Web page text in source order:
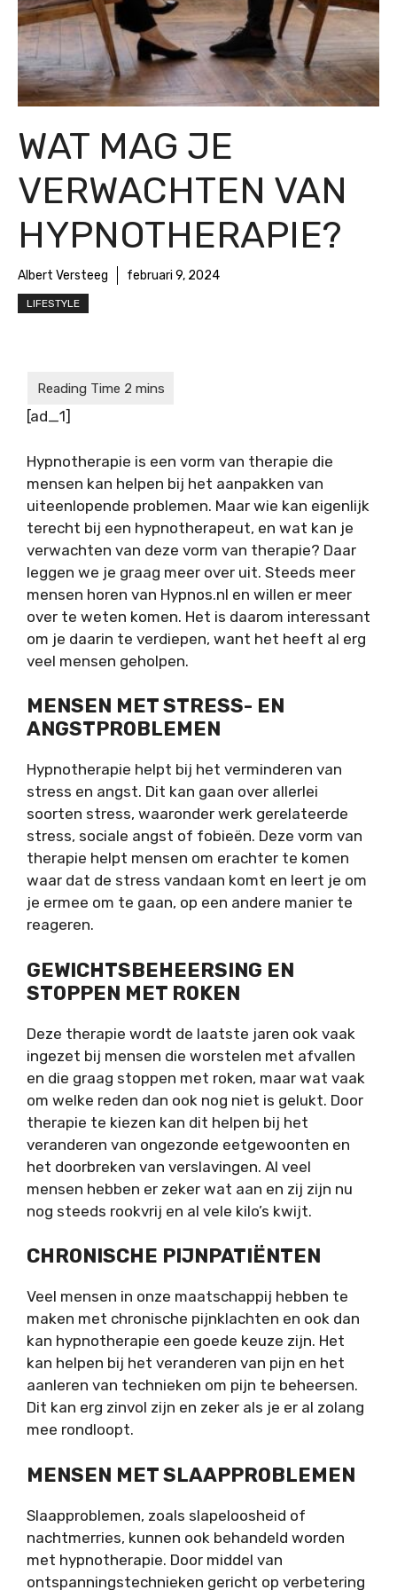
WAT MAG JE
VERWACHTEN VAN
HYPNOTHERAPIE?
Albert Versteeg februari 9, 2024
LIFESTYLE
[ad_1]
Hypnotherapie is een vorm van therapie die
mensen kan helpen bij het aanpakken van
uiteenlopende problemen. Maar wie kan eigenlijk
terecht bij een hypnotherapeut, en wat kan je
verwachten van deze vorm van therapie? Daar
leggen we je graag meer over uit. Steeds meer
mensen horen van Hypnos.nl en willen er meer
over te weten komen. Het is daarom interessant
om je daarin te verdiepen, want het heeft al erg
veel mensen geholpen.
MENSEN MET STRESS- EN
ANGSTPROBLEMEN
Hypnotherapie helpt bij het verminderen van
stress en angst. Dit kan gaan over allerlei
soorten stress, waaronder werk gerelateerde
stress, sociale angst of fobieën. Deze vorm van
therapie helpt mensen om erachter te komen
waar dat de stress vandaan komt en leert je om
je ermee om te gaan, op een andere manier te
reageren.
GEWICHTSBEHEERSING EN
STOPPEN MET ROKEN
Deze therapie wordt de laatste jaren ook vaak
ingezet bij mensen die worstelen met afvallen
en die graag stoppen met roken, maar wat vaak
om welke reden dan ook nog niet is gelukt. Door
therapie te kiezen kan dit helpen bij het
veranderen van ongezonde eetgewoonten en
het doorbreken van verslavingen. Al veel
mensen hebben er zeker wat aan en zij zijn nu
nog steeds rookvrij en al vele kilo’s kwijt.
CHRONISCHE PIJNPATIËNTEN
Veel mensen in onze maatschappij hebben te
maken met chronische pijnklachten en ook dan
kan hypnotherapie een goede keuze zijn. Het
kan helpen bij het veranderen van pijn en het
aanleren van technieken om pijn te beheersen.
Dit kan erg zinvol zijn en zeker als je er al zolang
mee rondloopt.
MENSEN MET SLAAPPROBLEMEN
Slaapproblemen, zoals slapeloosheid of
nachtmerries, kunnen ook behandeld worden
met hypnotherapie. Door middel van
ontspanningstechnieken gericht op verbetering